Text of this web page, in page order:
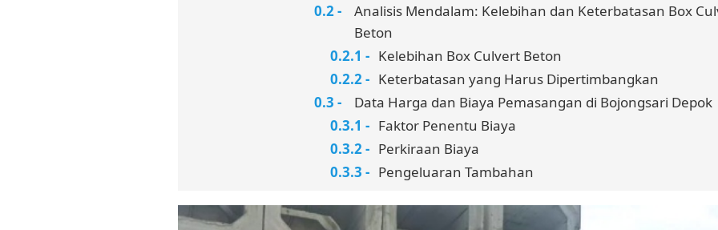
Analisis Mendalam: Kelebihan dan Keterbatasan Box
Beton
Kelebihan Box Culvert Beton
Keterbatasan yang Harus Dipertimbangkan
Data Harga dan Biaya Pemasangan di Bojongsari Depok
Faktor Penentu Biaya
Perkiraan Biaya
Pengeluaran Tambahan